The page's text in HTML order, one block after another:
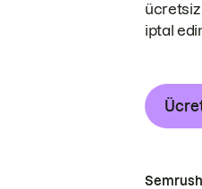
ücretsiz
iptal
Semrush